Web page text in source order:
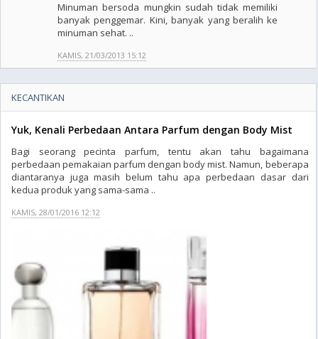
Minuman bersoda mungkin sudah tidak memiliki
banyak penggemar. Kini, banyak yang beralih ke
minuman sehat. ..
KAMIS, 21/03/2013 15:12
KECANTIKAN
Yuk, Kenali Perbedaan Antara Parfum dengan Body Mist
Bagi seorang pecinta parfum, tentu akan tahu bagaimana
perbedaan pemakaian parfum dengan body mist. Namun, beberapa
diantaranya juga masih belum tahu apa perbedaan dasar dari
kedua produk yang sama-sama ..
KAMIS, 28/01/2016 12:12